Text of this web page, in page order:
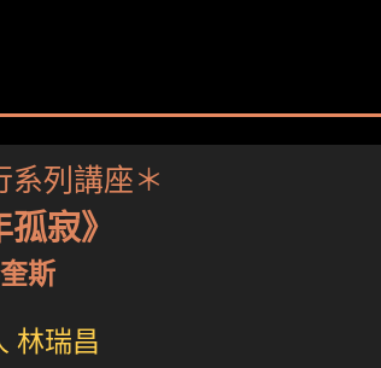
系列講座＊
孤寂》
斯
林瑞昌